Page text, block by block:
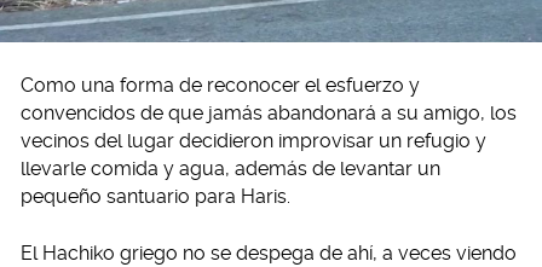
Como una forma de reconocer el esfuerzo y
convencidos de que jamás abandonará a su amigo, los
vecinos del lugar decidieron improvisar un refugio y
llevarle comida y agua, además de levantar un
pequeño santuario para Haris.
El Hachiko griego no se despega de ahí, a veces viendo